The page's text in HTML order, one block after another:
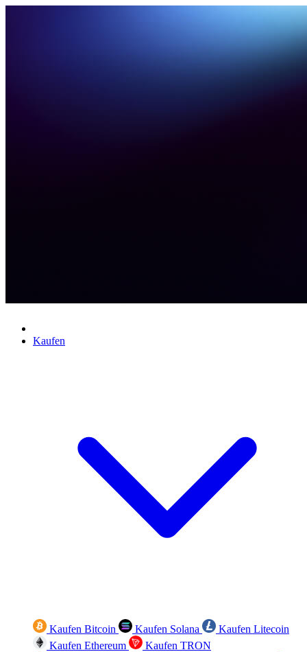
Kaufen
Kaufen Bitcoin Kaufen Solana
Kaufen Litecoin
Kaufen Ethereum
Kaufen TRON